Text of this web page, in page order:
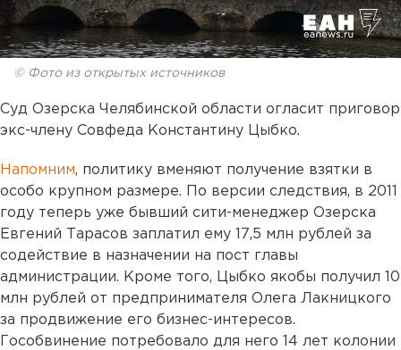
© Фото из открытых источников
Суд Озерска Челябинской области огласит приговор
экс-члену Совфеда Константину Цыбко.
Напомним, политику вменяют получение взятки в
особо крупном размере. По версии следствия, в 2011
году теперь уже бывший сити-менеджер Озерска
Евгений Тарасов заплатил ему 17,5 млн рублей за
содействие в назначении на пост главы
администрации. Кроме того, Цыбко якобы получил 10
млн рублей от предпринимателя Олега Лакницкого
за продвижение его бизнес-интересов.
Гособвинение потребовало для него 14 лет колонии